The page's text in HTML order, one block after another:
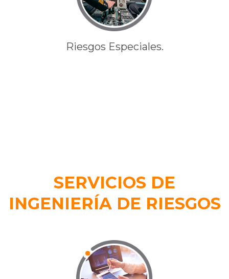
Riesgos Especiales.
SERVICIOS DE
INGENIERÍA DE RIESGOS